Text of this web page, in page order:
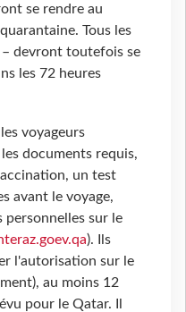
se rendre au
Tous les
devront toutefois se
les 72 heures
voyageurs
documents requis,
un test
avant le voyage,
sur le
). Ils
l'autorisation sur le
au moins 12
pour le Qatar. Il